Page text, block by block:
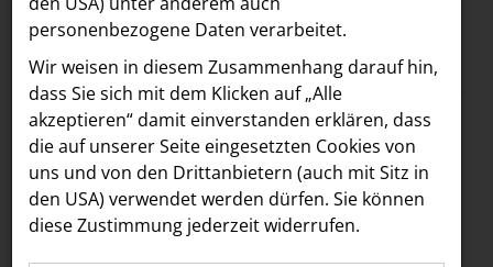
MELDUNGEN
LOEBELL NORDBERG
INNER
aehre
Astoria Artshow
B/S/H Hausgeräte
Meldungen / DASUNO
Text Bilder
21.08.2025
DASUNO ENTWICKELT
MARKENWELT FÜR
personenbezogene Daten verarbeitet.
Wir weisen in diesem Zusammenhang darauf hin,
dass Sie sich mit dem Klicken auf „Alle
akzeptieren“ damit ein­ver­standen erklären, dass
die auf unserer Seite eingesetzten Cookies von
uns und von den Drittanbietern (auch mit Sitz in
den USA) verwendet werden dürfen. Sie können
diese Zustimmung jederzeit widerrufen.